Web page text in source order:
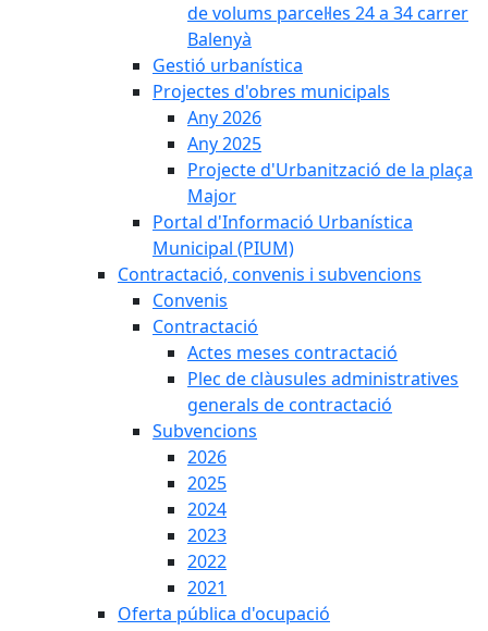
de volums parcel·les 24 a 34 carrer
Balenyà
Gestió urbanística
Projectes d'obres municipals
Any 2026
Any 2025
Projecte d'Urbanització de la plaça
Major
Portal d'Informació Urbanística
Municipal (PIUM)
Contractació, convenis i subvencions
Convenis
Contractació
Actes meses contractació
Plec de clàusules administratives
generals de contractació
Subvencions
2026
2025
2024
2023
2022
2021
Oferta pública d'ocupació